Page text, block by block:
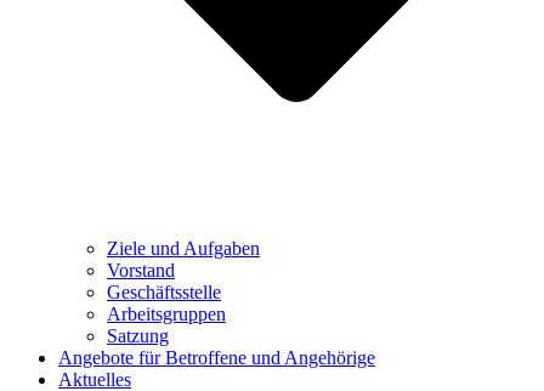
Ziele und Aufgaben
Vorstand
Geschäftsstelle
Arbeitsgruppen
Satzung
Angebote für Betroffene und Angehörige
Aktuelles